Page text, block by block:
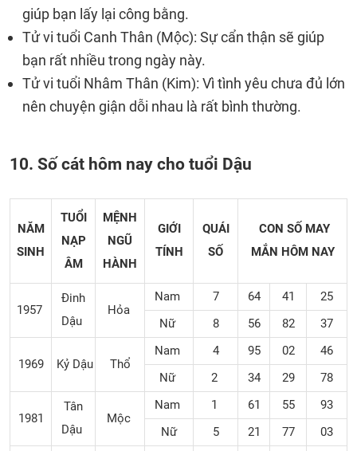
giúp bạn lấy lại công bằng.
Tử vi tuổi Canh Thân (Mộc): Sự cẩn thận sẽ giúp
bạn rất nhiều trong ngày này.
Tử vi tuổi Nhâm Thân (Kim): Vì tình yêu chưa đủ lớn
nên chuyện giận dỗi nhau là rất bình thường.
10. Số cát hôm nay cho tuổi Dậu
NĂM
SINH
TUỔI
NẠP
ÂM
MỆNH
NGŨ
HÀNH
GIỚI
TÍNH
QUÁI
SỐ
CON SỐ MAY
MẮN HÔM NAY
1957
Đinh
Dậu
Hỏa
Nam 7 64 41
25
Nữ
8 56 82 37
1969 Kỷ Dậu Thổ
Nam 4 95 02
46
Nữ
2 34 29 78
1981
Tân
Dậu
Mộc
Nam 1 61 55
93
Nữ
5 21 77 03